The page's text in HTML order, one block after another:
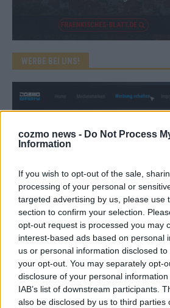
cozmo news - Do Not Process
Information
If you wish to opt-out of the sale,
processing of your personal or
targeted advertising by us, please use
section to confirm your selection.
opt-out request is processed you may
interest-based ads based on personal
us or personal information disclosed
your opt-out. You may separately opt-
disclosure of your personal
IAB’s list of downstream participants.
also be disclosed by us to third parties
WERBE BEI UNS!
CHECK UNS AUF FACEBOOK